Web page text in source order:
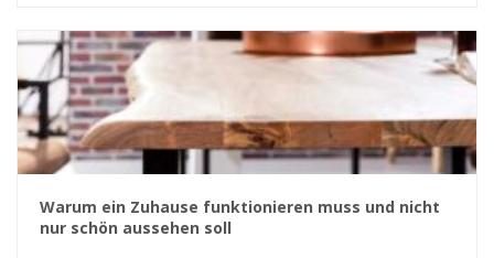
Warum ein Zuhause funktionieren muss und nicht
nur schön aussehen soll